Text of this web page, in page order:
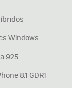
Windows
925
8.1 GDR1